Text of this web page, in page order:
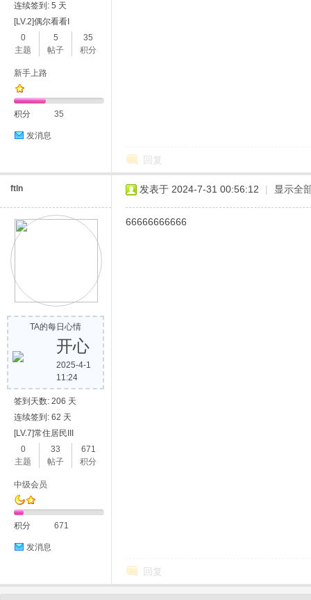
连续签到: 5 天
[LV.2]偶尔看看I
0
主题
5
帖子
35
积分
新手上路
积分 35
发消息
回复
ftln
TA的每日心情
开心
2025-4-1
11:24
签到天数: 206 天
连续签到: 62 天
[LV.7]常住居民III
0
主题
33
帖子
671
积分
中级会员
积分 671
发消息
发表于 2024-7-31 00:56:12 | 显示全
66666666666
回复